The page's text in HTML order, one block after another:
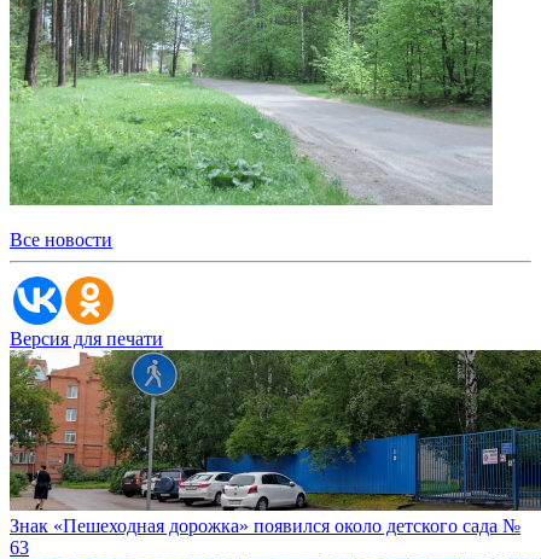
Все новости
Версия для печати
Знак «Пешеходная дорожка» появился около детского сада №
63